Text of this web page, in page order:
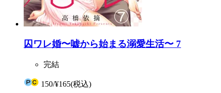
囚ワレ婚〜嘘から始まる溺愛生活〜 7
完結
150/¥165(税込)